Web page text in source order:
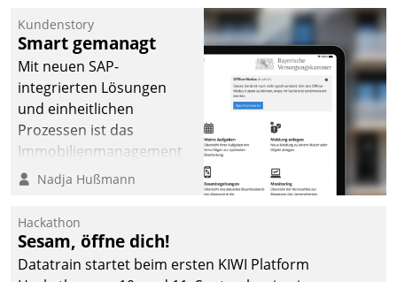
integrieren.
Kundenstory
Smart gemanagt
Mit neuen SAP-
integrierten Lösungen
und einheitlichen
Prozessen ist das
Immobilienmanagement
der Bayerischen
Ressort Kapitalanlage für
künftige Aufgaben und
Herausforderungen
Nadja Hußmann
Hackathon
Sesam, öffne dich!
Datatrain startet beim ersten KIWI Platform